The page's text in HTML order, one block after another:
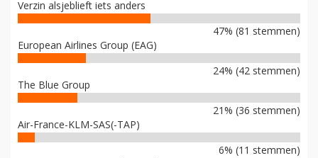
Verzin alsjeblieft iets anders
47% (81 stemmen)
European Airlines Group (EAG)
24% (42 stemmen)
The Blue Group
21% (36 stemmen)
Air-France-KLM-SAS(-TAP)
6% (11 stemmen)